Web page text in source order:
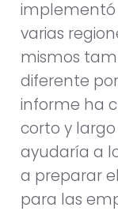
varias
mismos
diferente
informe ha
corto y
ayudaría a
a preparar
para las